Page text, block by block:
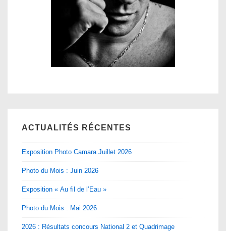
ACTUALITÉS RÉCENTES
Exposition Photo Camara Juillet 2026
Photo du Mois : Juin 2026
Exposition « Au fil de l’Eau »
Photo du Mois : Mai 2026
2026 : Résultats concours National 2 et Quadrimage